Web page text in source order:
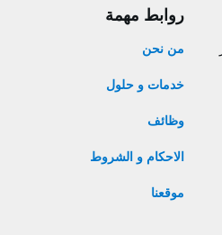
روابط مهمة
من نحن
خدمات و حلول
وظائف
الاحكام و الشروط
موقعنا